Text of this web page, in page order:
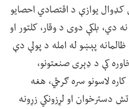
کډوال یوازې د اقتصادي احصایو
نه دي، بلکې دوی د وقار، کلتور او
پېښو له امله د پولې دې
کې د ډېری صنعتونو،
لاسونو سره ګرځي، هغه
دسترخوان او لړزونکي زړونه